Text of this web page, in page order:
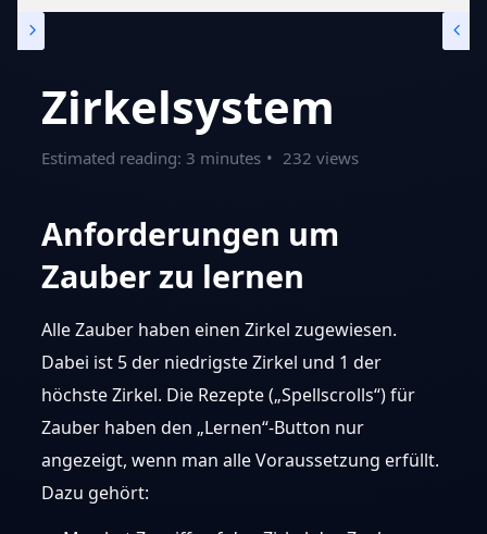
Zirkelsystem
Estimated reading: 3 minutes 232 views
Anforderungen um
Zauber zu lernen
Alle Zauber haben einen Zirkel zugewiesen.
Dabei ist 5 der niedrigste Zirkel und 1 der
höchste Zirkel. Die Rezepte („Spellscrolls“) für
Zauber haben den „Lernen“-Button nur
angezeigt, wenn man alle Voraussetzung erfüllt.
Dazu gehört: